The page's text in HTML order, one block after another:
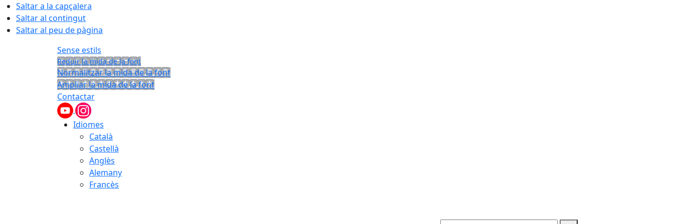
Saltar a la capçalera
Saltar al contingut
Saltar al peu de pàgina
Sense estils
Reduir la mida de la font
Normalitzar la mida de la font
Ampliar la mida de la font
Contactar
Idiomes
Català
Castellà
Anglès
Alemany
Francès